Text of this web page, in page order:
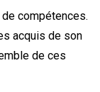
compétences.
acquis de son
de ces